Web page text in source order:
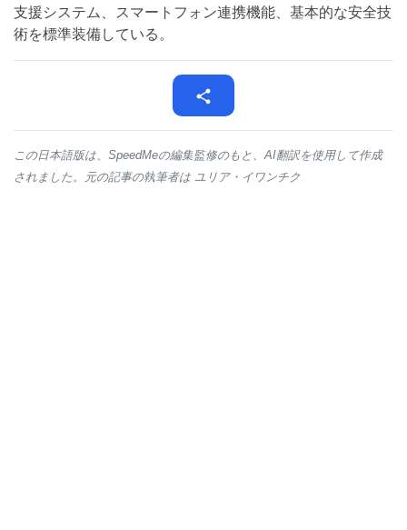
支援システム、スマートフォン連携機能、基本的な安全技
術を標準装備している。
この日本語版は、SpeedMeの編集監修のもと、AI翻訳を使用して作成
されました。元の記事の執筆者は ユリア・イワンチク